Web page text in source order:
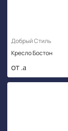
Добрый Стиль
Кресло Бостон
от .